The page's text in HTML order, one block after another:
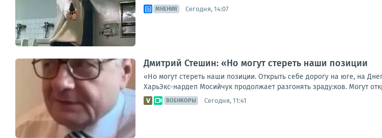
МНЕНИЯ Сегодня, 14:07
Дмитрий Стешин: «Но могут стереть наши позиции
«Но могут стереть наши позиции. Открыть себе дорогу на юге, на
ХарьЭкс-нардеп Мосийчук продолжает разгонять зраду:ков. Могут
ВОЕНКОРЫ Сегодня, 11:41